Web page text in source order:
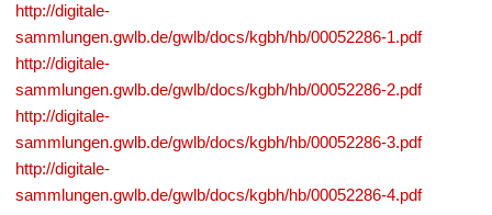
http://digitale-
sammlungen.gwlb.de/gwlb/docs/kgbh/hb/00052286-1.pdf
http://digitale-
sammlungen.gwlb.de/gwlb/docs/kgbh/hb/00052286-2.pdf
http://digitale-
sammlungen.gwlb.de/gwlb/docs/kgbh/hb/00052286-3.pdf
http://digitale-
sammlungen.gwlb.de/gwlb/docs/kgbh/hb/00052286-4.pdf